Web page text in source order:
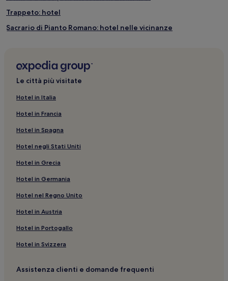
Trappeto: hotel
Sacrario di Pianto Romano: hotel nelle vicinanze
Porto di Castellammare del Golfo: hotel nelle vicinanze
Alcamo: Hotel con colazione gratuita
Castellammare del Golfo: hotel a 4 stelle
Stazione di Castellammare del Golfo: hotel nelle vicinanze
Castellammare del Golfo: hotel
Castello di Ventimiglia: hotel nelle vicinanze
Spiaggia Guidaloca: Hotel di lusso nelle vicinanze
Balletto: hotel
Calatafimi: hotel
Museo del Mare Uzzaredru: hotel nelle vicinanze
Castellammare del Golfo: hotel a 3 stelle
Le città più visitate
Hotel in Italia
Hotel in Francia
Hotel in Spagna
Hotel negli Stati Uniti
Hotel in Grecia
Hotel in Germania
Hotel nel Regno Unito
Hotel in Austria
Hotel in Portogallo
Hotel in Svizzera
Assistenza clienti e domande frequenti